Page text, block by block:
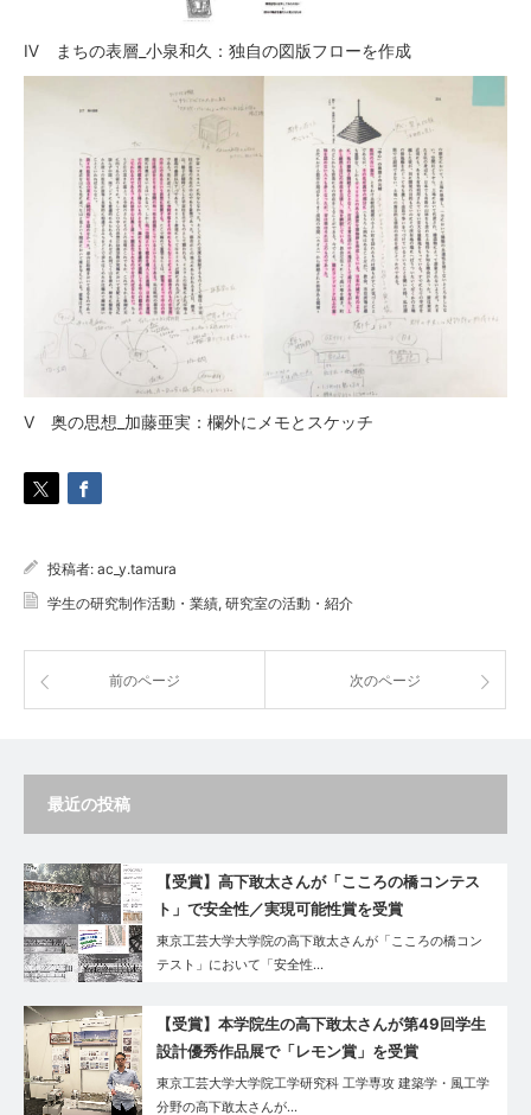
Ⅳ まちの表層_小泉和久：独自の図版フローを作成
Ⅴ 奥の思想_加藤亜実：欄外にメモとスケッチ
投稿者: ac_y.tamura
学生の研究制作活動・業績, 研究室の活動・紹介
前のページ 次のページ
最近の投稿
【受賞】高下敢太さんが「こころの橋コンテス
ト」で安全性／実現可能性賞を受賞
東京工芸大学大学院の高下敢太さんが「こころの橋コン
テスト」において「安全性…
【受賞】本学院生の高下敢太さんが第49回学生
設計優秀作品展で「レモン賞」を受賞
東京工芸大学大学院工学研究科 工学専攻 建築学・風工学
分野の高下敢太さんが…